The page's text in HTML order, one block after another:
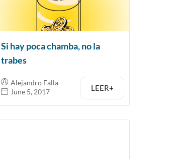
Si hay poca chamba, no la
trabes
Alejandro Falla
June 5, 2017
LEER+